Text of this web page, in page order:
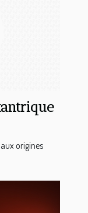
origines